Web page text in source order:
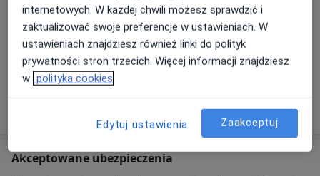
Metody płatności (wizyty prywatne)
Gotówka
Karta płatnicza
Blik
o adresie
Akceptowane ubezpieczenia
internetowych. W każdej chwili możesz sprawdzić i
zaktualizować swoje preferencje w ustawieniach. W
ustawieniach znajdziesz również linki do polityk
prywatności stron trzecich. Więcej informacji znajdziesz
w polityka cookies
Edytuj ustawienia Zaakceptuj